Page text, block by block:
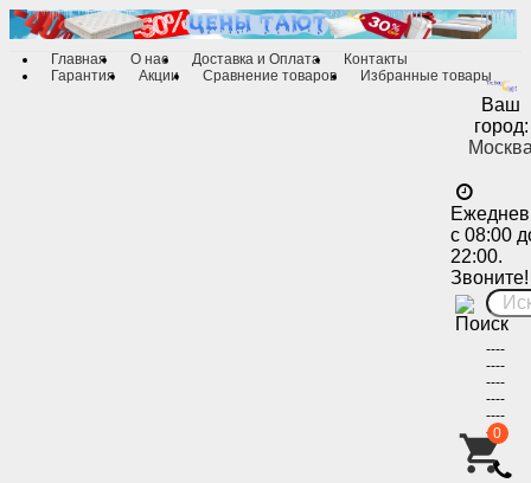
Главная О нас Доставка и Оплата
Контакты
Гарантия
Акции Сравнение товаров Избранные товары
Ваш
город:
с 08:00
22:00.
Звоните!
----
----
----
----
----
----
0